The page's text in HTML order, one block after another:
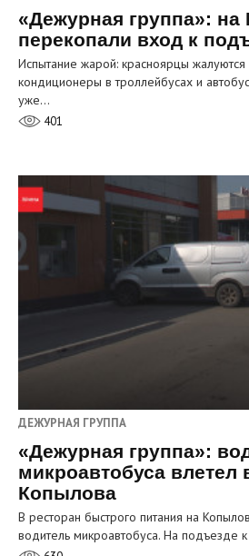
«Дежурная группа»: на
перекопали вход к
Испытание жарой: красноярцы
кондиционеры в троллейбусах и
уже…
401
ДЕЖУРНАЯ ГРУППА
«Дежурная группа»:
микроавтобуса влетел
Копылова
В ресторан быстрого питания на
водитель микроавтобуса. На подъезде